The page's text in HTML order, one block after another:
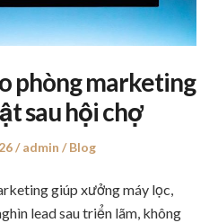
phòng marketing
sau hội chợ
Author
admin
Posted
Blog
giúp xưởng máy lọc,
lead sau triển lãm, không